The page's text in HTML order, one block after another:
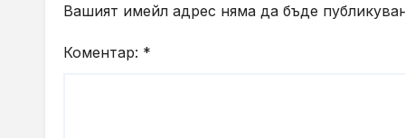
Вашият имейл адрес няма да бъде
Коментар: *